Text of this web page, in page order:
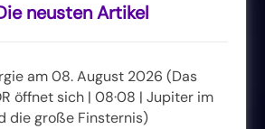
neusten Artikel
am 08. August 2026 (Das
öffnet sich | 08·08 | Jupiter im
die große Finsternis)